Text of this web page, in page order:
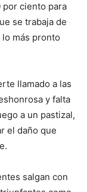
ciento para
se trabaja de
más pronto
llamado a las
y falta
a un pastizal,
el daño que
salgan con